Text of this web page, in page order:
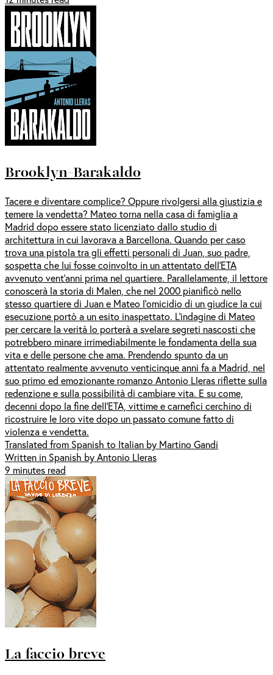
Brooklyn-Barakaldo
Tacere e diventare complice? Oppure rivolgersi alla giustizia e
temere la vendetta? Mateo torna nella casa di famiglia a
Madrid dopo essere stato licenziato dallo studio di
architettura in cui lavorava a Barcellona. Quando per caso
trova una pistola tra gli effetti personali di Juan, suo padre,
sospetta che lui fosse coinvolto in un attentato dell’ETA
avvenuto vent’anni prima nel quartiere. Parallelamente, il lettore
conoscerà la storia di Malen, che nel 2000 pianificò nello
stesso quartiere di Juan e Mateo l’omicidio di un giudice la cui
esecuzione portò a un esito inaspettato. L’indagine di Mateo
per cercare la verità lo porterà a svelare segreti nascosti che
potrebbero minare irrimediabilmente le fondamenta della sua
vita e delle persone che ama. Prendendo spunto da un
attentato realmente avvenuto venticinque anni fa a Madrid, nel
suo primo ed emozionante romanzo Antonio Lleras riflette sulla
redenzione e sulla possibilità di cambiare vita. E su come,
decenni dopo la fine dell'ETA, vittime e carnefici cerchino di
ricostruire le loro vite dopo un passato comune fatto di
violenza e vendetta.
Translated from Spanish to Italian by Martino Gandi
Written in Spanish by Antonio Lleras
9 minutes read
La faccio breve